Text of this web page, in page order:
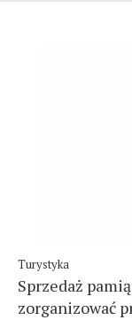
Turystyka
Sprzedaż
zorganizować